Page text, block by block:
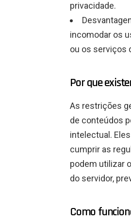
privacidade.
incomodar os
ou os serviços
Por que
As restrições
de conteúdos
intelectual.
cumprir as
podem utilizar
do servidor,
Como